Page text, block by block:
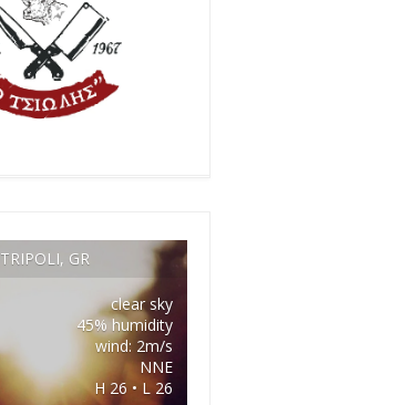
TRIPOLI, GR
clear sky
45% humidity
wind: 2m/s
NNE
H 26 • L 26